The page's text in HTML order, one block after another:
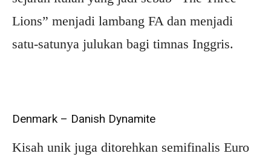
Lions” menjadi lambang FA dan menjadi
satu-satunya julukan bagi timnas Inggris.
Denmark – Danish Dynamite
Kisah unik juga ditorehkan semifinalis Euro